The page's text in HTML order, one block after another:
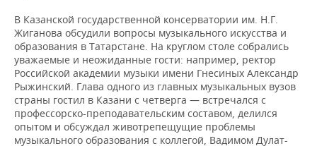
В Казанской государственной консерватории им. Н.Г.
Жиганова обсудили вопросы музыкального искусства и
образования в Татарстане. На круглом столе собрались
уважаемые и неожиданные гости: например, ректор
Российской академии музыки имени Гнесиных Александр
Рыжинский. Глава одного из главных музыкальных вузов
страны гостил в Казани с четверга — встречался с
профессорско-преподавательским составом, делился
опытом и обсуждал животрепещущие проблемы
музыкального образования с коллегой, Вадимом Дулат-